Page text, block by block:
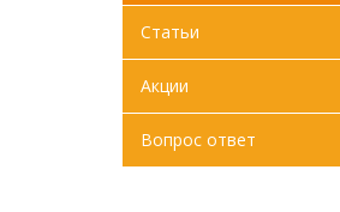
Статьи
Акции
Вопрос ответ